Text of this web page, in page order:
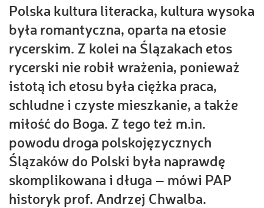
Polska kultura literacka, kultura wysoka
była romantyczna, oparta na etosie
rycerskim. Z kolei na Ślązakach etos
rycerski nie robił wrażenia, ponieważ
istotą ich etosu była ciężka praca,
schludne i czyste mieszkanie, a także
miłość do Boga. Z tego też m.in.
powodu droga polskojęzycznych
Ślązaków do Polski była naprawdę
skomplikowana i długa – mówi PAP
historyk prof. Andrzej Chwalba.